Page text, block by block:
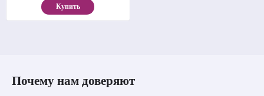
Купить
Почему нам доверяют